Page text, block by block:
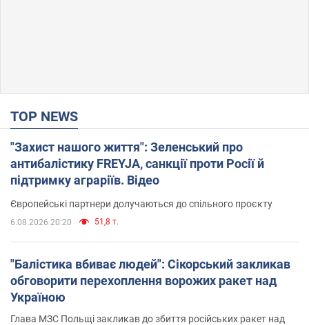
TOP NEWS
"Захист нашого життя": Зеленський про
антибалістику FREYJA, санкції проти Росії й
підтримку аграріїв. Відео
Європейські партнери долучаються до спільного проєкту
6.08.2026 20:20 51,8 т.
"Балістика вбиває людей": Сікорський закликав
обговорити перехоплення ворожих ракет над
Україною
Глава МЗС Польщі закликав до збиття російських ракет над